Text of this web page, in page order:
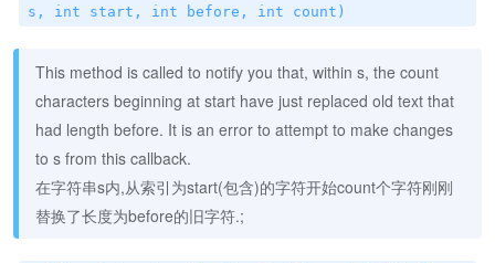
s, int start, int before, int count)
This method is called to notify you that, within s, the count
characters beginning at start have just replaced old text that
had length before. It is an error to attempt to make changes
to s from this callback.
在字符串s内,从索引为start(包含)的字符开始count个字符刚刚
替换了长度为before的旧字符.;